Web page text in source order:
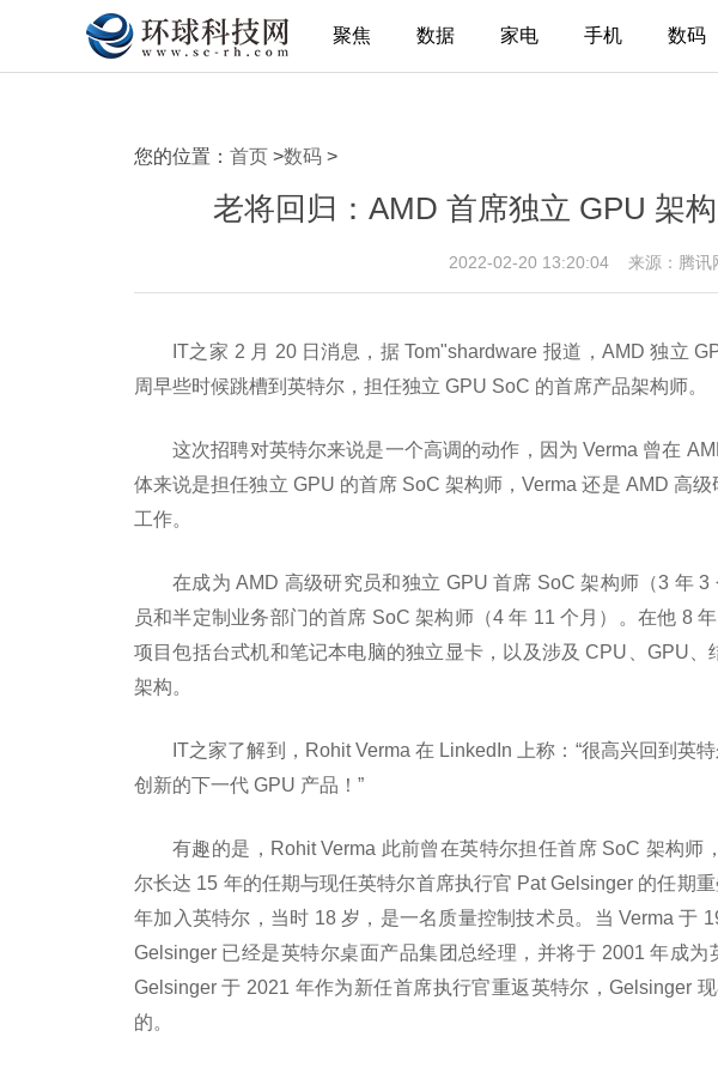
聚焦 数据 家电 手机 数码
您的位置： 首页 >数码 >
老将回归：AMD 首席独立 GPU 架
2022-02-20 13:20:04 来源：腾讯
IT之家 2 月 20 日消息，据 Tom"shardware 报道，AMD 独立
周早些时候跳槽到英特尔，担任独立 GPU SoC 的首席产品架构师。
这次招聘对英特尔来说是一个高调的动作，因为 Verma 曾在
体来说是担任独立 GPU 的首席 SoC 架构师，Verma 还是 AMD 高
工作。
在成为 AMD 高级研究员和独立 GPU 首席 SoC 架构师（3 年
员和半定制业务部门的首席 SoC 架构师（4 年 11 个月）。在他 8
项目包括台式机和笔记本电脑的独立显卡，以及涉及 CPU、GPU
架构。
IT之家了解到，Rohit Verma 在 LinkedIn 上称：“很高兴回到英
创新的下一代 GPU 产品！”
有趣的是，Rohit Verma 此前曾在英特尔担任首席 SoC 架构师
尔长达 15 年的任期与现任英特尔首席执行官 Pat Gelsinger 的任期
年加入英特尔，当时 18 岁，是一名质量控制技术员。当 Verma 于
Gelsinger 已经是英特尔桌面产品集团总经理，并将于 2001 年成为
Gelsinger 于 2021 年作为新任首席执行官重返英特尔，Gelsinger
的。